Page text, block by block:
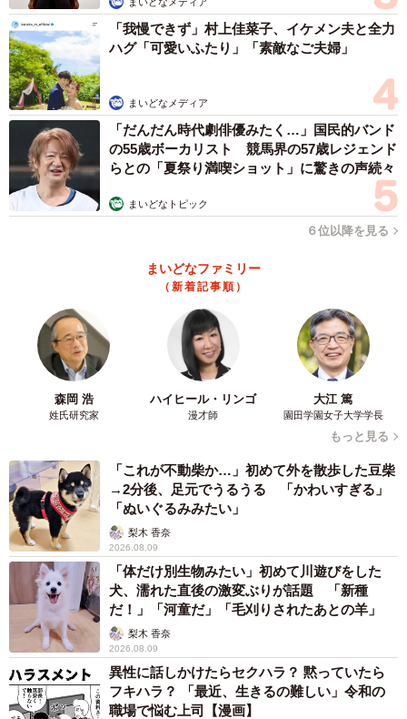
高校受験の話かと思いきや中学受験の話に…（SAI@子鉄さん提供）
中学受験の大変さを知る主人公だからこそ感じる衝撃（SAI@子鉄さん提
ー漫画のストーリーやアイデアは、どのように思いついて
SNSで親御さんが発信されている情報と、我が家の日常で
同じような出来事があったときはネタとしています。また
中学受験を経験したママたちと話をしている中で、「これ
は描ける、これは描けない」と判断していますね。
ーお子さんやご家族、周りの方は漫画についてご存じでし
ょうか？周囲の反応はいかがですか？
家族も漫画のことを知っていて、応援してくれています。
息子の塾の友達も、塾の帰りに更新された漫画をすぐに読
「我慢できず」村上佳菜子、イケメン夫と全力
ハグ「可愛いふたり」「素敵なご夫婦」
まいどなメディア
「だんだん時代劇俳優みたく…」国民的バンド
の55歳ボーカリスト 競馬界の57歳レジェンド
らとの「夏祭り満喫ショット」に驚きの声続々
まいどなトピック
６位以降を見る
まいどなファミリー
（新着記事順）
森岡 浩
姓氏研究家
ハイヒール・リンゴ
漫才師
大江 篤
園田学園女子大学学長
もっと見る
「これが不動柴か…」初めて外を散歩した豆柴
→2分後、足元でうるうる 「かわいすぎる」
「ぬいぐるみみたい」
梨木 香奈
2026.08.09
「体だけ別生物みたい」初めて川遊びをした
犬、濡れた直後の激変ぶりが話題 「新種
だ！」「河童だ」「毛刈りされたあとの羊」
梨木 香奈
2026.08.09
異性に話しかけたらセクハラ？ 黙っていたら
フキハラ？ 「最近、生きるの難しい」令和の
職場で悩む上司【漫画】